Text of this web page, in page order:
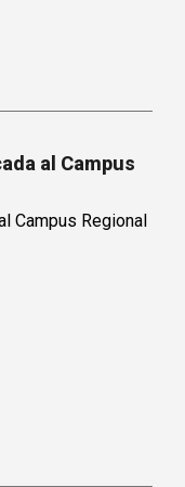
al Campus